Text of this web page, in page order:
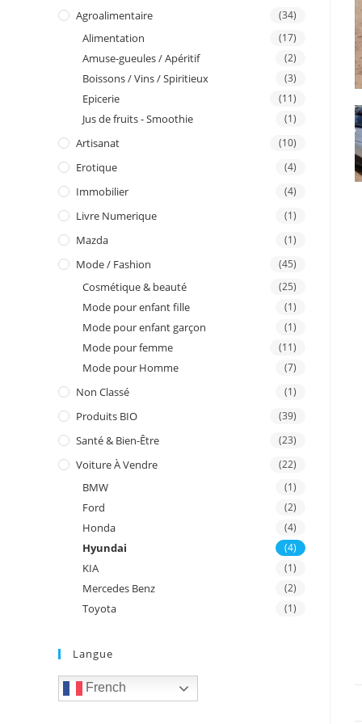
Agroalimentaire (34)
Alimentation (17)
Amuse-gueules / Apéritif (2)
Boissons / Vins / Spiritieux (3)
Epicerie (11)
Jus de fruits - Smoothie (1)
Artisanat (10)
Erotique (4)
Immobilier (4)
Livre Numerique (1)
Mazda (1)
Mode / Fashion (45)
Cosmétique & beauté (25)
Mode pour enfant fille (1)
Mode pour enfant garçon (1)
Mode pour femme (11)
Mode pour Homme (7)
Non Classé (1)
Produits BIO (39)
Santé & Bien-Être (23)
Voiture À Vendre (22)
BMW (1)
Ford (2)
Honda (4)
Hyundai (4)
KIA (1)
Mercedes Benz (2)
Toyota (1)
Langue
French